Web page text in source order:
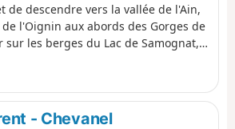
de descendre vers la vallée de l'Ain,
l'Oignin aux abords des Gorges de
sur les berges du Lac de Samognat,
des paysages plutôt sympathiques.
- Chevanel